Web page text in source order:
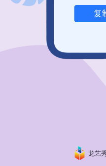
粤ICP
复
龙艺